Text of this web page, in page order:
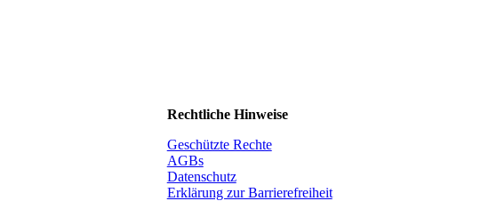
Rechtliche Hinweise
Geschützte Rechte
AGBs
Datenschutz
Erklärung zur Barrierefreiheit